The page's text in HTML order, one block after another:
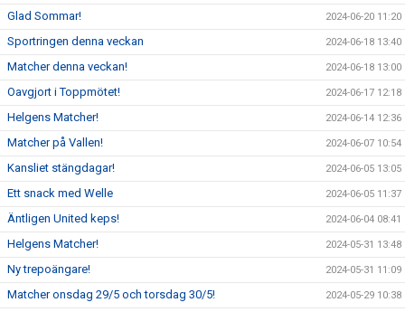
Glad Sommar! 2024-06-20 11:20
Sportringen denna veckan 2024-06-18 13:40
Matcher denna veckan! 2024-06-18 13:00
Oavgjort i Toppmötet! 2024-06-17 12:18
Helgens Matcher! 2024-06-14 12:36
Matcher på Vallen! 2024-06-07 10:54
Kansliet stängdagar! 2024-06-05 13:05
Ett snack med Welle 2024-06-05 11:37
Äntligen United keps! 2024-06-04 08:41
Helgens Matcher! 2024-05-31 13:48
Ny trepoängare! 2024-05-31 11:09
Matcher onsdag 29/5 och torsdag 30/5! 2024-05-29 10:38